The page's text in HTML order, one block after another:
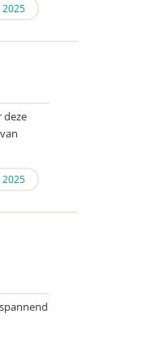
2025
deze
2025